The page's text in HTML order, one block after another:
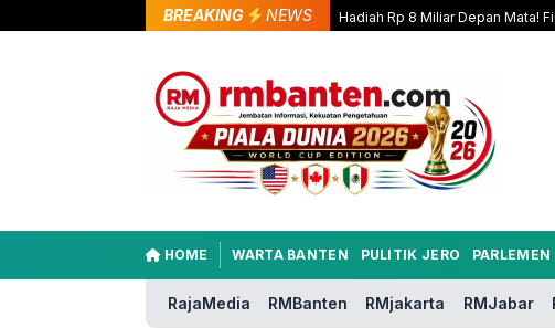
BREAKING NEWS Hadiah Rp 8 Miliar Depan Mata!
HOME WARTA BANTEN PULITIK JERO PARLEMEN
RajaMedia RMBanten RMjakarta RMJabar